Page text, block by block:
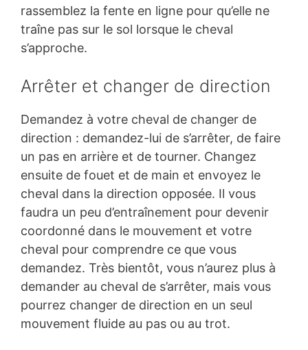
rassemblez la fente en ligne pour qu’elle ne
traîne pas sur le sol lorsque le cheval
s’approche.
Arrêter et changer de direction
Demandez à votre cheval de changer de
direction : demandez-lui de s’arrêter, de faire
un pas en arrière et de tourner. Changez
ensuite de fouet et de main et envoyez le
cheval dans la direction opposée. Il vous
faudra un peu d’entraînement pour devenir
coordonné dans le mouvement et votre
cheval pour comprendre ce que vous
demandez. Très bientôt, vous n’aurez plus à
demander au cheval de s’arrêter, mais vous
pourrez changer de direction en un seul
mouvement fluide au pas ou au trot.